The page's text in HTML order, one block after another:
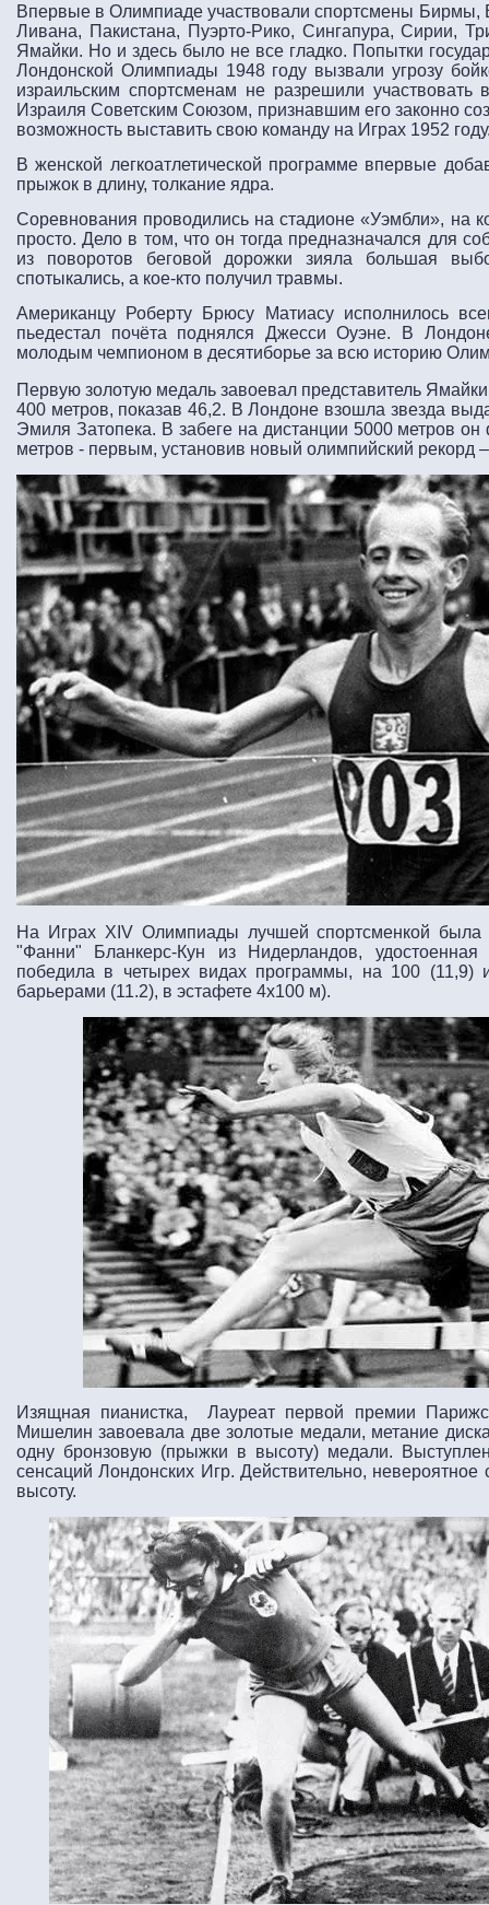
Впервые в Олимпиаде участвовали спортсмены
Ливана, Пакистана, Пуэрто-Рико, Сингапура, Сирии,
Ямайки. Но и здесь было не все гладко. Попытки
Лондонской Олимпиады 1948 году вызвали угрозу
израильским спортсменам не разрешили участвовать
Израиля Советским Союзом, признавшим его законно
возможность выставить свою команду на Играх 1952
В женской легкоатлетической программе впервые
прыжок в длину, толкание ядра.
Соревнования проводились на стадионе «Уэмбли», на
просто. Дело в том, что он тогда предназначался для
из поворотов беговой дорожки зияла большая
спотыкались, а кое-кто получил травмы.
Американцу Роберту Брюсу Матиасу исполнилось
пьедестал почёта поднялся Джесси Оуэне. В
молодым чемпионом в десятиборье за всю историю
Первую золотую медаль завоевал представитель
400 метров, показав 46,2. В Лондоне взошла звезда
Эмиля Затопека. В забеге на дистанции 5000 метров
метров - первым, установив новый олимпийский рекорд
На Играх XIV Олимпиады лучшей спортсменкой была
"Фанни" Бланкерс-Кун из Нидерландов,
победила в четырех видах программы, на 100 (11,9)
барьерами (11.2), в эстафете 4х100 м).
Изящная пианистка, Лауреат первой премии
Мишелин завоевала две золотые медали, метание
одну бронзовую (прыжки в высоту) медали.
сенсаций Лондонских Игр. Действительно,
высоту.